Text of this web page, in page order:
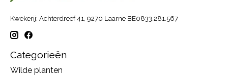
Kwekerij: Achterdreef 41, 9270 Laarne BE0833.281.567
Categorieën
Wilde planten